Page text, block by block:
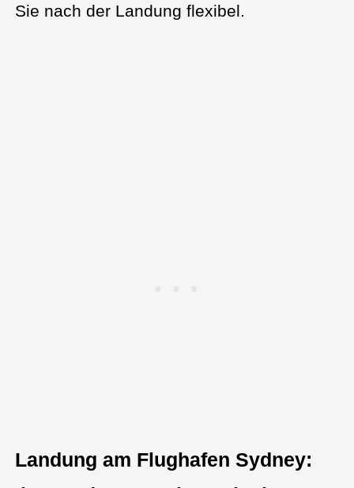
Sie nach der Landung flexibel.
Landung am Flughafen Sydney: